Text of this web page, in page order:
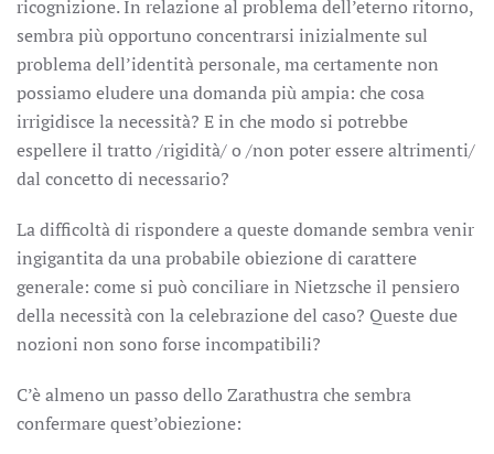
ricognizione. In relazione al problema dell’eterno ritorno,
sembra più opportuno concentrarsi inizialmente sul
problema dell’identità personale, ma certamente non
possiamo eludere una domanda più ampia: che cosa
irrigidisce la necessità? E in che modo si potrebbe
espellere il tratto /rigidità/ o /non poter essere altrimenti/
dal concetto di necessario?
La difficoltà di rispondere a queste domande sembra venir
ingigantita da una probabile obiezione di carattere
generale: come si può conciliare in Nietzsche il pensiero
della necessità con la celebrazione del caso? Queste due
nozioni non sono forse incompatibili?
C’è almeno un passo dello Zarathustra che sembra
confermare quest’obiezione: